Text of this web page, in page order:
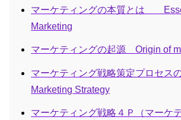
マーケティングの本質とは
Marketing
マーケティングの起源 Origin of
マーケティング戦略策定プロセス
Marketing Strategy
マーケティング戦略４Ｐ（マーケ